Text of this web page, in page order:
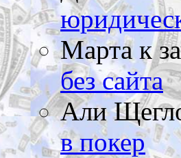
Марта к
без сайта
Али
в покер